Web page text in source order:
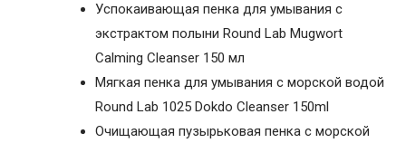
Успокаивающая пенка для умывания с
экстрактом полыни Round Lab Mugwort
Calming Cleanser 150 мл
Мягкая пенка для умывания с морской водой
Round Lab 1025 Dokdo Cleanser 150ml
Очищающая пузырьковая пенка с морской